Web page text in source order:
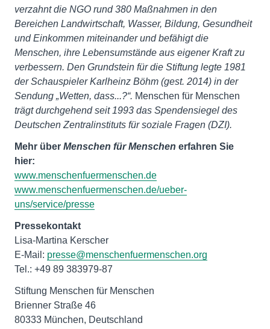
verzahnt die NGO rund 380 Maßnahmen in den
Bereichen Landwirtschaft, Wasser, Bildung, Gesundheit
und Einkommen miteinander und befähigt die
Menschen, ihre Lebensumstände aus eigener Kraft zu
verbessern. Den Grundstein für die Stiftung legte 1981
der Schauspieler Karlheinz Böhm (gest. 2014) in der
Sendung „Wetten, dass...?“. Menschen für Menschen
trägt durchgehend seit 1993 das Spendensiegel des
Deutschen Zentralinstituts für soziale Fragen (DZI).
Mehr über Menschen für Menschen erfahren Sie
hier:
www.menschenfuermenschen.de
www.menschenfuermenschen.de/ueber-
uns/service/presse
Pressekontakt
Lisa-Martina Kerscher
E-Mail: presse@menschenfuermenschen.org
Tel.: +49 89 383979-87
Stiftung Menschen für Menschen
Brienner Straße 46
80333 München, Deutschland